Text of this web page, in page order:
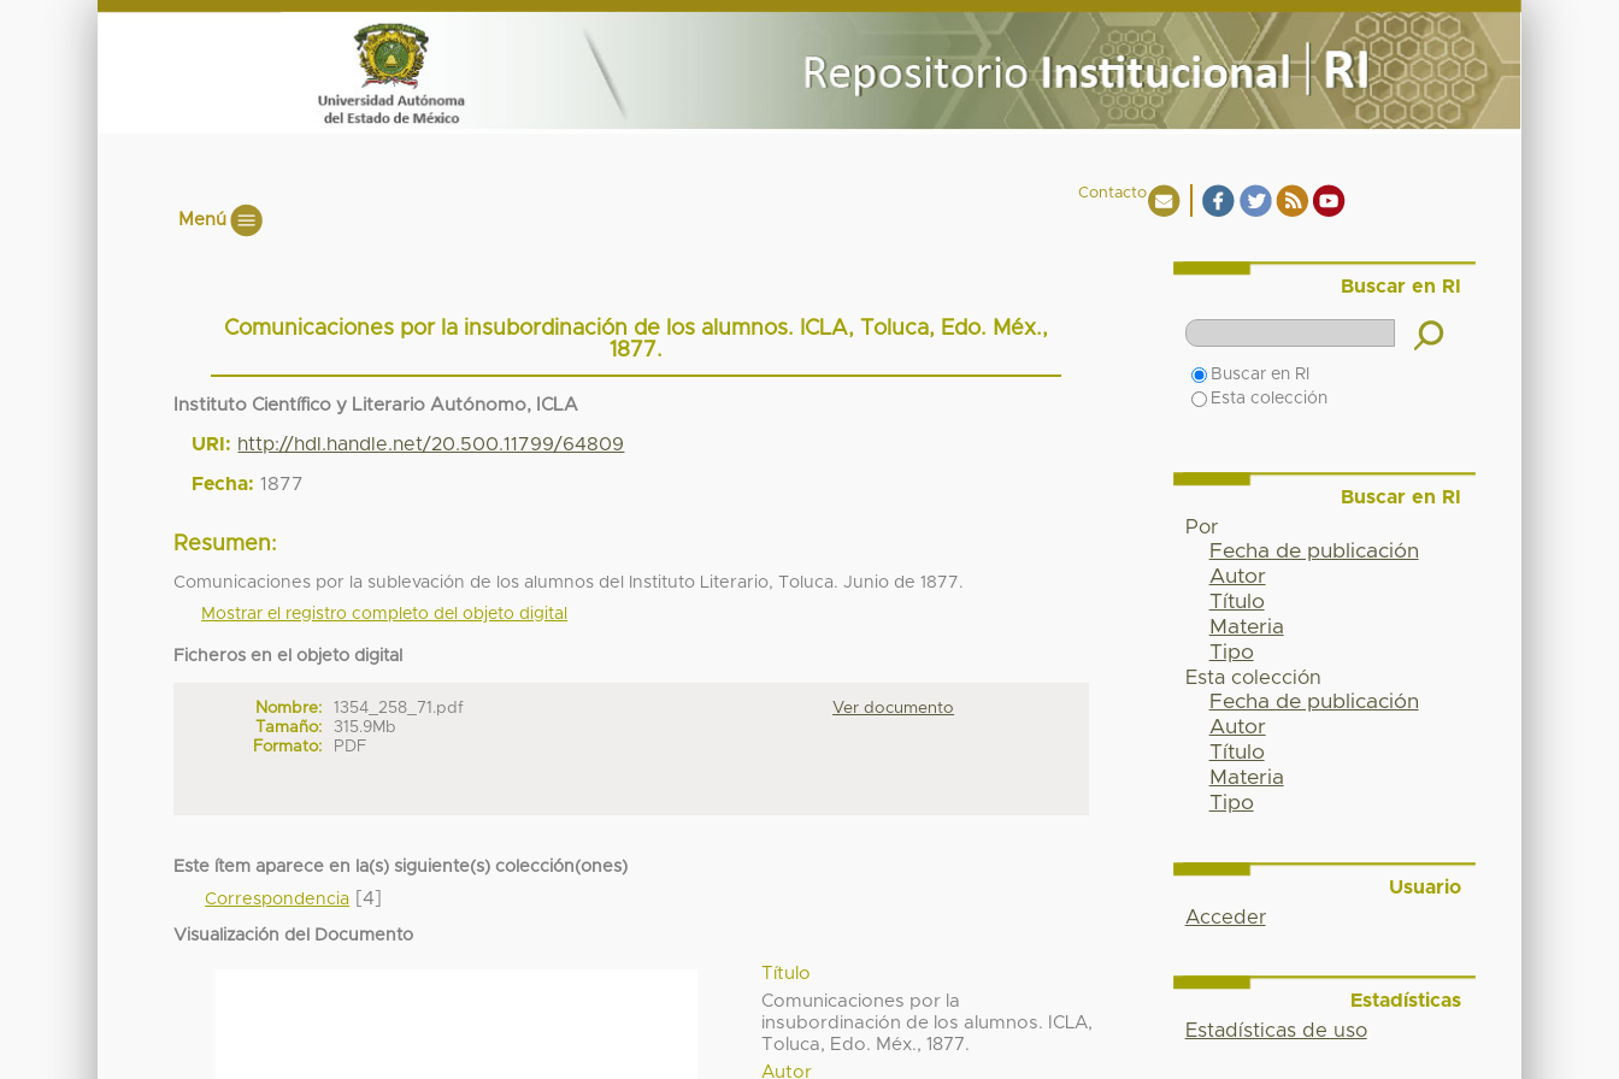
Contacto
Menú
Comunicaciones por la insubordinación de los alumnos. ICLA, Toluca, Edo. Méx.,
1877.
Instituto Científico y Literario Autónomo, ICLA
URI: http://hdl.handle.net/20.500.11799/64809
Fecha: 1877
Resumen:
Comunicaciones por la sublevación de los alumnos del Instituto Literario, Toluca. Junio de 1877.
Mostrar el registro completo del objeto digital
Ficheros en el objeto digital
Nombre:
1354_258_71.pdf
Tamaño:
315.9Mb
Formato:
PDF
Ver documento
Este ítem aparece en la(s) siguiente(s) colección(ones)
Correspondencia [4]
Visualización del Documento
Título
Comunicaciones por la
insubordinación de los alumnos. ICLA,
Toluca, Edo. Méx., 1877.
Autor
Buscar en RI
Buscar en RI
Esta colección
Buscar en RI
Por
Fecha de publicación
Autor
Título
Materia
Tipo
Esta colección
Fecha de publicación
Autor
Título
Materia
Tipo
Usuario
Acceder
Estadísticas
Estadísticas de uso